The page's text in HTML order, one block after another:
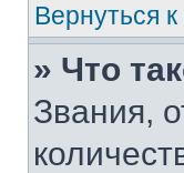
Вернуться
» Что
Звания,